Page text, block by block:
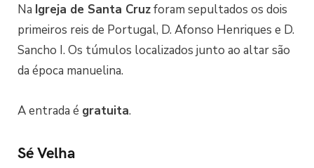
Na Igreja de Santa Cruzforam sepultados os dois
primeiros reis de Portugal, D. Afonso Henriques e D.
Sancho I. Os túmulos localizados junto ao altar são
da época manuelina.
A entrada é gratuita.
Sé Velha